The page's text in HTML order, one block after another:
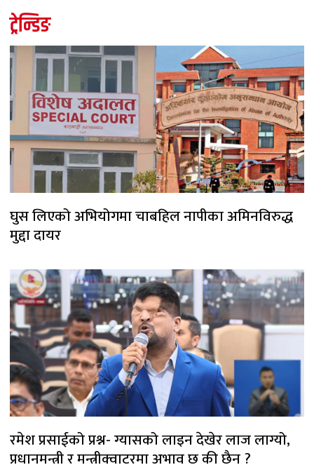
ट्रेन्डिङ
घुस लिएको अभियोगमा चाबहिल नापीका अमिनविरुद्ध
मुद्दा दायर
रमेश प्रसाईको प्रश्न- ग्यासको लाइन देखेर लाज लाग्यो,
प्रधानमन्त्री र मन्त्रीक्वाटरमा अभाव छ की छैन ?